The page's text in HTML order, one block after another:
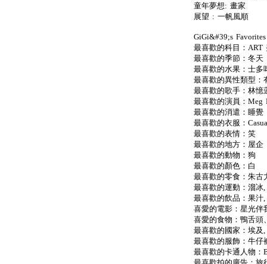
童年夢想: 畫家
展望 : 一帆風順
GiGi&#39;s
最喜歡的科目：ART
最喜歡的季節：冬天
最喜歡的水果：士多
最喜歡的異性類型：
最喜歡的歌手：林憶
最喜歡的演員：Meg
最喜歡的消遣：睡覺
最喜歡的衣服：
最喜歡的表情：笑
最喜歡的地方：屋企
最喜歡的動物：狗
最喜歡的顏色：白
最喜歡的零食：朱古
最喜歡的運動：溜冰
最喜歡的飲品：果汁
喜愛的電影：星光伴
喜愛的食物：鴨舌頭
最喜歡的國家：埃及
最喜歡的服飾：牛仔
最喜歡的卡通人物：